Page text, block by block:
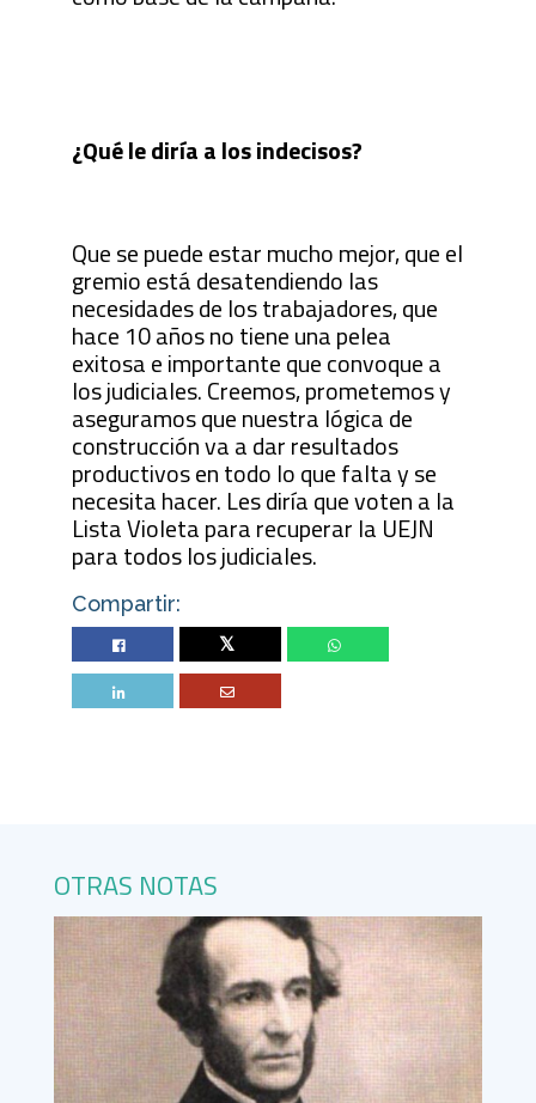
¿Qué le diría a los indecisos?
Que se puede estar mucho mejor, que el
gremio está desatendiendo las
necesidades de los trabajadores, que
hace 10 años no tiene una pelea
exitosa e importante que convoque a
los judiciales. Creemos, prometemos y
aseguramos que nuestra lógica de
construcción va a dar resultados
productivos en todo lo que falta y se
necesita hacer. Les diría que voten a la
Lista Violeta para recuperar la UEJN
para todos los judiciales.
Compartir:
Twitter
OTRAS NOTAS